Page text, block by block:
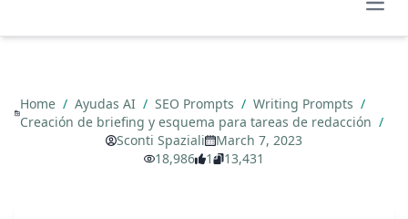
Home / Ayudas AI / SEO Prompts / Writing Prompts /
Creación de briefing y esquema para tareas de redacción /
Sconti Spaziali
March 7, 2023
18,986
1 13,431